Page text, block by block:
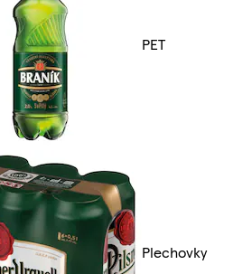
PET
Plechovky